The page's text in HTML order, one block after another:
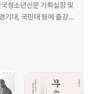
좋게 꾸민다
청소년신문 기획실장 및
기대, 국민대 등에 출강하
있으면서, 한국 기업의
의 진화에 대한 연구와
는 지혜》 《긍정의 삶